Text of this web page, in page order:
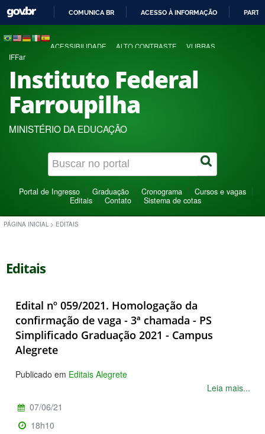
COMUNICA BR ACESSO À INFORMAÇÃO
ACESSIBILIDADE ALTO CONTRASTE VLIBRAS
IFFar
Instituto Federal
Farroupilha
MINISTÉRIO DA EDUCAÇÃO
Portal de Ingresso Graduação Cronograma
Cursos e vagas
Editais
Contato Sistema de cotas
PÁGINA INICIAL > EDITAIS
Editais
Edital nº 059/2021. Homologação da
confirmação de vaga - 3ª chamada - PS
Simplificado Graduação 2021 - Campus
Alegrete
Publicado em Editais Alegrete
Leia mais...
07/06/21
18h10